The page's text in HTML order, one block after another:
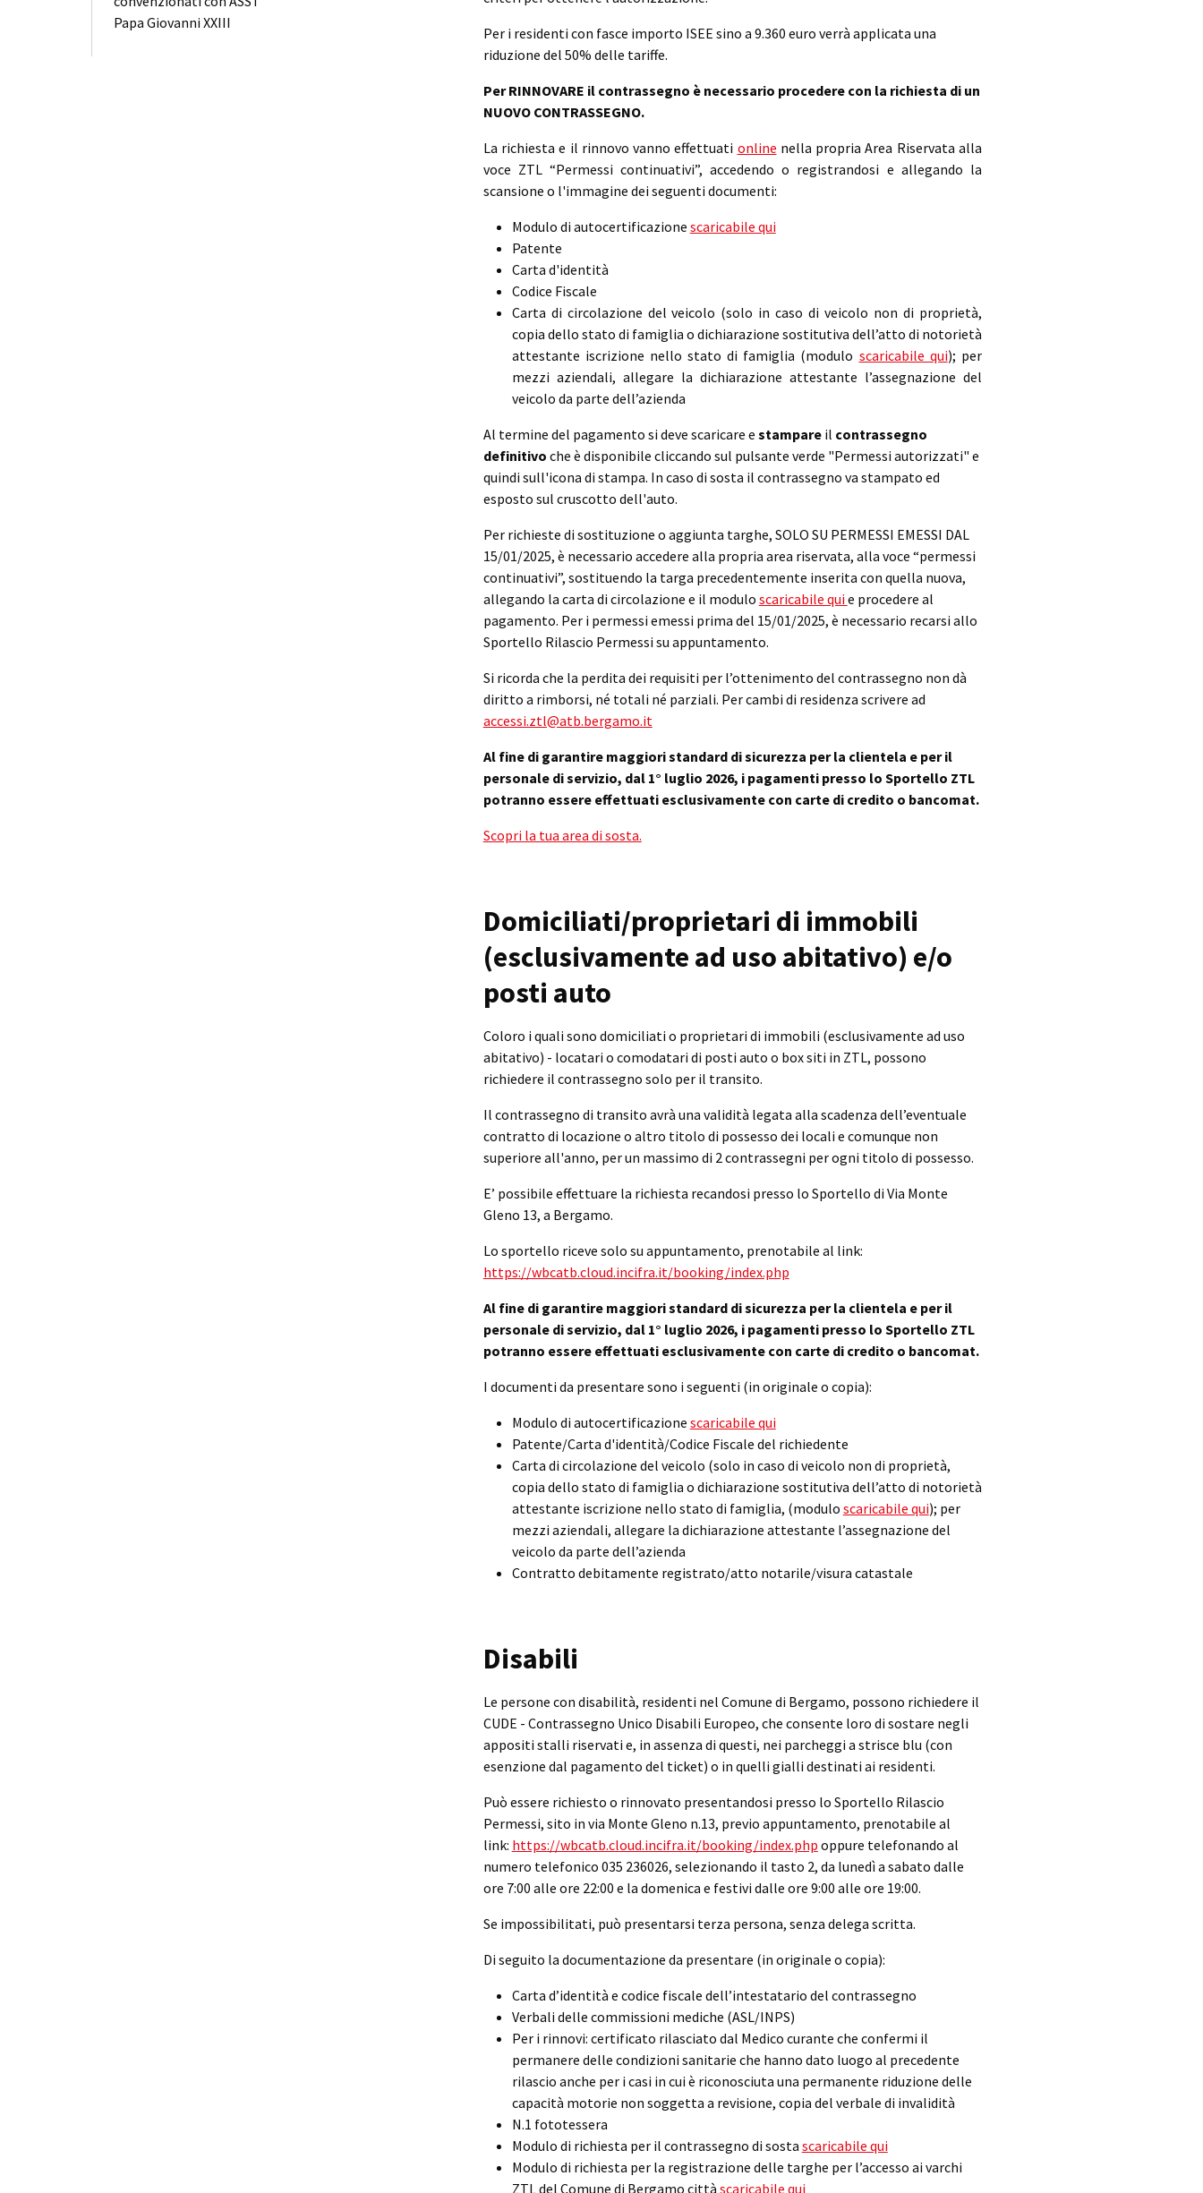
Papa Giovanni XXIII
Per i residenti con fasce importo ISEE sino a 9.360 euro verrà applicata una
riduzione del 50% delle tariffe.
Per RINNOVARE il contrassegno è necessario procedere con la richiesta di un
NUOVO CONTRASSEGNO.
La richiesta e il rinnovo vanno effettuati online nella propria Area Riservata alla
voce ZTL “Permessi continuativi”, accedendo o registrandosi e allegando la
scansione o l'immagine dei seguenti documenti:
Modulo di autocertificazione scaricabile qui
Patente
Carta d'identità
Codice Fiscale
Carta di circolazione del veicolo (solo in caso di veicolo non di proprietà,
copia dello stato di famiglia o dichiarazione sostitutiva dell’atto di notorietà
attestante iscrizione nello stato di famiglia (modulo scaricabile qui); per
mezzi aziendali, allegare la dichiarazione attestante l’assegnazione del
veicolo da parte dell’azienda
Al termine del pagamento si deve scaricare e stampare il contrassegno
definitivo che è disponibile cliccando sul pulsante verde "Permessi autorizzati" e
quindi sull'icona di stampa. In caso di sosta il contrassegno va stampato ed
esposto sul cruscotto dell'auto.
Per richieste di sostituzione o aggiunta targhe, SOLO SU PERMESSI EMESSI DAL
15/01/2025, è necessario accedere alla propria area riservata, alla voce “permessi
continuativi”, sostituendo la targa precedentemente inserita con quella nuova,
allegando la carta di circolazione e il modulo scaricabile quie procedere al
pagamento. Per i permessi emessi prima del 15/01/2025, è necessario recarsi allo
Sportello Rilascio Permessi su appuntamento.
Si ricorda che la perdita dei requisiti per l’ottenimento del contrassegno non dà
diritto a rimborsi, né totali né parziali. Per cambi di residenza scrivere ad
accessi.ztl@atb.bergamo.it
Al fine di garantire maggiori standard di sicurezza per la clientela e per il
personale di servizio, dal 1° luglio 2026, i pagamenti presso lo Sportello ZTL
potranno essere effettuati esclusivamente con carte di credito o bancomat.
Scopri la tua area di sosta.
Domiciliati/proprietari di immobili
(esclusivamente ad uso abitativo) e/o
posti auto
Coloro i quali sono domiciliati o proprietari di immobili (esclusivamente ad uso
abitativo) - locatari o comodatari di posti auto o box siti in ZTL, possono
richiedere il contrassegno solo per il transito.
Il contrassegno di transito avrà una validità legata alla scadenza dell’eventuale
contratto di locazione o altro titolo di possesso dei locali e comunque non
superiore all'anno, per un massimo di 2 contrassegni per ogni titolo di possesso.
E’ possibile effettuare la richiesta recandosi presso lo Sportello di Via Monte
Gleno 13, a Bergamo.
Lo sportello riceve solo su appuntamento, prenotabile al link:
https://wbcatb.cloud.incifra.it/booking/index.php
Al fine di garantire maggiori standard di sicurezza per la clientela e per il
personale di servizio, dal 1° luglio 2026, i pagamenti presso lo Sportello ZTL
potranno essere effettuati esclusivamente con carte di credito o bancomat.
I documenti da presentare sono i seguenti (in originale o copia):
Modulo di autocertificazione scaricabile qui
Patente/Carta d'identità/Codice Fiscale del richiedente
Carta di circolazione del veicolo (solo in caso di veicolo non di proprietà,
copia dello stato di famiglia o dichiarazione sostitutiva dell’atto di notorietà
attestante iscrizione nello stato di famiglia, (modulo scaricabile qui); per
mezzi aziendali, allegare la dichiarazione attestante l’assegnazione del
veicolo da parte dell’azienda
Contratto debitamente registrato/atto notarile/visura catastale
Disabili
Le persone con disabilità, residenti nel Comune di Bergamo, possono richiedere il
CUDE - Contrassegno Unico Disabili Europeo, che consente loro di sostare negli
appositi stalli riservati e, in assenza di questi, nei parcheggi a strisce blu (con
esenzione dal pagamento del ticket) o in quelli gialli destinati ai residenti.
Può essere richiesto o rinnovato presentandosi presso lo Sportello Rilascio
Permessi, sito in via Monte Gleno n.13, previo appuntamento, prenotabile al
link: https://wbcatb.cloud.incifra.it/booking/index.php oppure telefonando al
numero telefonico 035 236026, selezionando il tasto 2, da lunedì a sabato dalle
ore 7:00 alle ore 22:00 e la domenica e festivi dalle ore 9:00 alle ore 19:00.
Se impossibilitati, può presentarsi terza persona, senza delega scritta.
Di seguito la documentazione da presentare (in originale o copia):
Carta d’identità e codice fiscale dell’intestatario del contrassegno
Verbali delle commissioni mediche (ASL/INPS)
Per i rinnovi: certificato rilasciato dal Medico curante che confermi il
permanere delle condizioni sanitarie che hanno dato luogo al precedente
rilascio anche per i casi in cui è riconosciuta una permanente riduzione delle
capacità motorie non soggetta a revisione, copia del verbale di invalidità
N.1 fototessera
Modulo di richiesta per il contrassegno di sosta scaricabile qui
Modulo di richiesta per la registrazione delle targhe per l’accesso ai varchi
ZTL del Comune di Bergamo città scaricabile qui